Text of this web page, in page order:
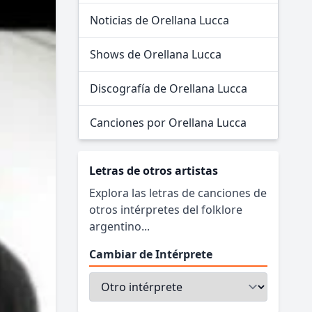
Noticias de Orellana Lucca
Shows de Orellana Lucca
Discografía de Orellana Lucca
Canciones por Orellana Lucca
Letras de otros artistas
Explora las letras de canciones de
otros intérpretes del folklore
argentino...
Cambiar de Intérprete